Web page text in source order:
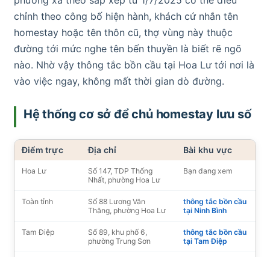
chỉnh theo công bố hiện hành, khách cứ nhắn tên
homestay hoặc tên thôn cũ, thợ vùng này thuộc
đường tới mức nghe tên bến thuyền là biết rẽ ngõ
nào. Nhờ vậy thông tắc bồn cầu tại Hoa Lư tới nơi là
vào việc ngay, không mất thời gian dò đường.
Hệ thống cơ sở để chủ homestay lưu số
Điểm trực Địa chỉ Bài khu vực
Hoa Lư
Số 147, TDP Thống
Nhất, phường Hoa Lư
Bạn đang xem
Toàn tỉnh
Số 88 Lương Văn
Thăng, phường Hoa Lư
thông tắc bồn cầu
tại Ninh Bình
Tam Điệp
Số 89, khu phố 6,
phường Trung Sơn
thông tắc bồn cầu
tại Tam Điệp